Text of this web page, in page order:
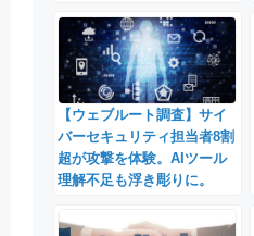
【ウェブルート調査】サイ
バーセキュリティ担当者8割
超が攻撃を体験。AIツール
理解不足も浮き彫りに。